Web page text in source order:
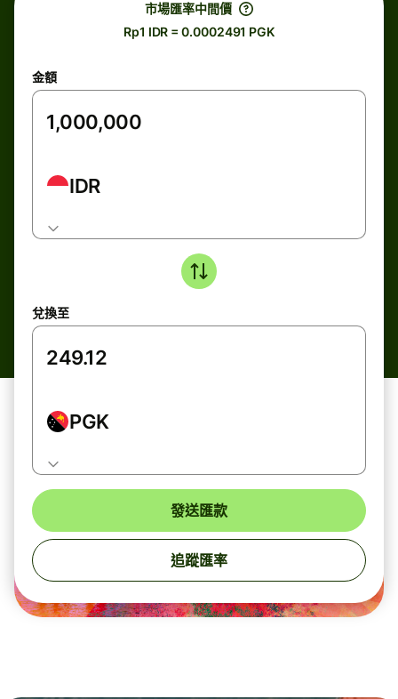
市場匯率中間價
Rp1 IDR = 0.0002491 PGK
金額
IDR
兌換至
PGK
發送匯款
追蹤匯率